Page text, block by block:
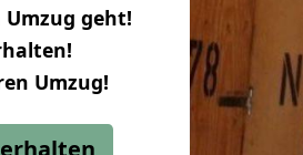
geht!
Umzug!